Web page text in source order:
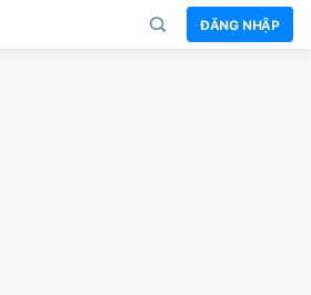
ĐĂNG NHẬP